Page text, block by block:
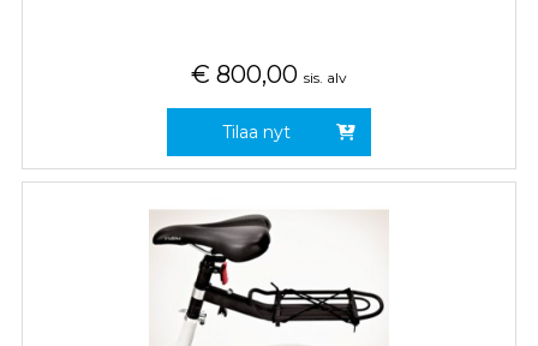
€ 800,00 sis. alv
Tilaa nyt